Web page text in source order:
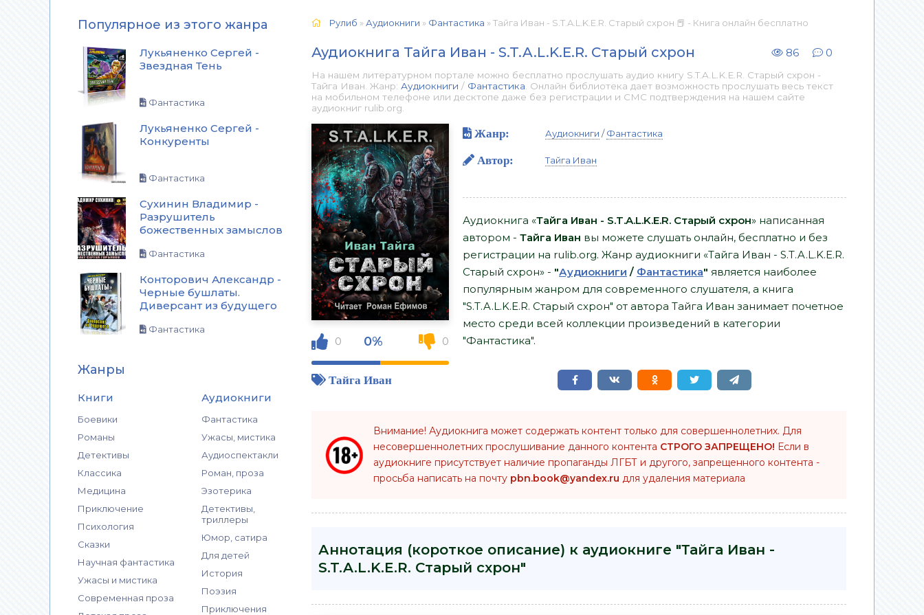
Популярное из этого жанра
Лукьяненко Сергей -
Звездная Тень
Фантастика
Лукьяненко Сергей -
Конкуренты
Фантастика
Сухинин Владимир -
Разрушитель
божественных замыслов
Фантастика
Конторович Александр -
Черные бушлаты.
Диверсант из будущего
Фантастика
Жанры
Книги
Боевики
Романы
Детективы
Классика
Медицина
Приключение
Психология
Сказки
Научная фантастика
Ужасы и мистика
Современная проза
Аудиокниги
Фантастика
Ужасы, мистика
Аудиоспектакли
Роман, проза
Эзотерика
Детективы,
триллеры
Юмор, сатира
Для детей
История
Поэзия
Приключения
Рулиб »Аудиокниги » Фантастика » Тайга Иван - S.T.A.L.K.E.R. Старый схрон 📕 - Книга онлайн бесплатно
Аудиокнига Тайга Иван - S.T.A.L.K.E.R. Старый схрон 86 0
На нашем литературном портале можно бесплатно прослушать аудио книгу S.T.A.L.K.E.R. Старый схрон -
Тайга Иван. Жанр: Аудиокниги / Фантастика . Онлайн библиотека дает возможность прослушать весь текст
на мобильном телефоне или десктопе даже без регистрации и СМС подтверждения на нашем сайте
аудиокниг rulib.org.
0 0% 0
Тайга Иван
Жанр: Аудиокниги /Фантастика
Автор: Тайга Иван
Аудиокнига «Тайга Иван - S.T.A.L.K.E.R. Старый схрон» написанная
автором - Тайга Иван вы можете слушать онлайн, бесплатно и без
регистрации на rulib.org. Жанр аудиокниги «Тайга Иван - S.T.A.L.K.E.R.
Старый схрон» - "Аудиокниги / Фантастика" является наиболее
популярным жанром для современного слушателя, а книга
"S.T.A.L.K.E.R. Старый схрон" от автора Тайга Иван занимает почетное
место среди всей коллекции произведений в категории
"Фантастика".
Внимание! Аудиокнига может содержать контент только для совершеннолетних. Для
несовершеннолетних прослушивание данного контента СТРОГО ЗАПРЕЩЕНО! Если в
аудиокниге присутствует наличие пропаганды ЛГБТ и другого, запрещенного контента -
просьба написать на почту pbn.book@yandex.ru для удаления материала
Аннотация (короткое описание) к аудиокниге "Тайга Иван -
S.T.A.L.K.E.R. Старый схрон"